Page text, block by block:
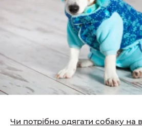
Чи потрібно одягати собаку на